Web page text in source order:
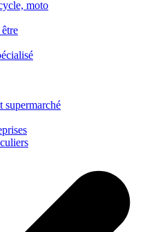
moto
supermarché